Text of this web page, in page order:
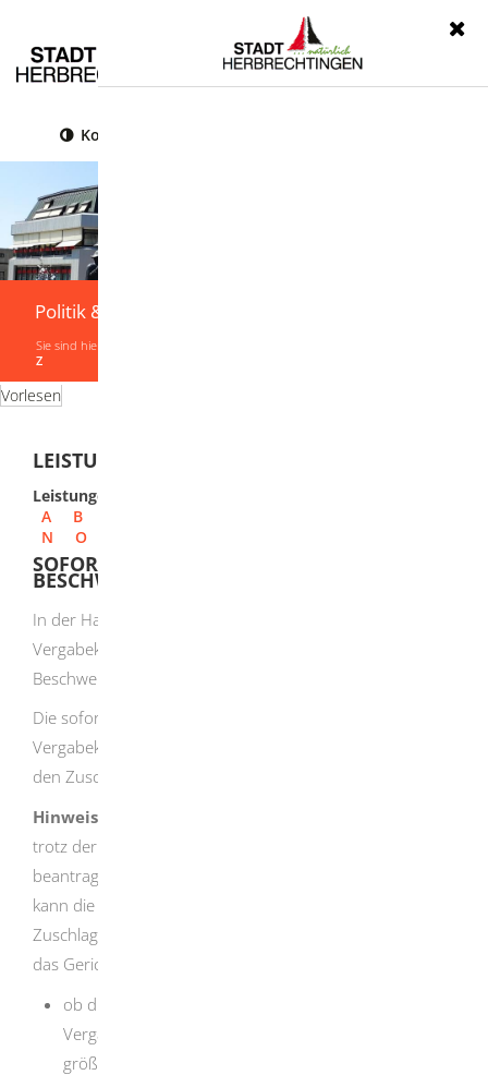
Kontrast
Politik & Verwaltung
Sie sind hier:
Z
Vorlesen
LEISTUNGEN VON A-Z
Leistungen
A
B
N
O
SOFORTIGE BESCHWERDE BEIM
BESCHWERDEGERICHT EINLEGEN
In der Hauptsache können Sie gegen Entscheidungen der
Vergabekammer sofortige Beschwerde beim
Beschwerdegericht einlegen.
Die sofortige Beschwerde schiebt die Entscheidung der
Vergabekammer auf. Der öffentliche Auftraggeber darf
den Zuschlag nicht erteilen.
Hinweis:
trotz der Beschwerde erteilen, muss er das schriftlich
beantragen und begründen. Das Beschwerdegericht
kann die Fortsetzung des Verfahrens und die
Zuschlagserteilung gestatten. Bei der Entscheidung muss
das Gericht folgendes berücksichtigen:
ob die nachteiligen Folgen einer Verzögerung der
Vergabe bis zur Entscheidung über die Beschwerde
größer sind als die damit verbundenen Vorteile,